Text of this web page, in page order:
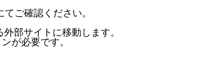
ご確認ください。
部サイトに移動します。
が必要です。